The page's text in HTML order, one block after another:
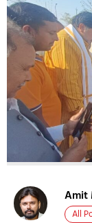
Amit
All